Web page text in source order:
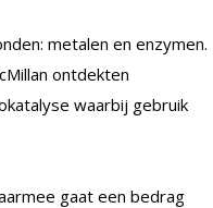
metalen en enzymen.
ontdekten
waarbij gebruik
gaat een bedrag